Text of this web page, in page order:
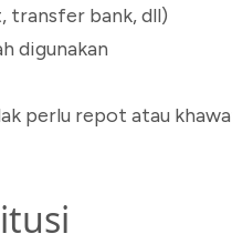
transfer bank, dll)
digunakan
perlu repot atau